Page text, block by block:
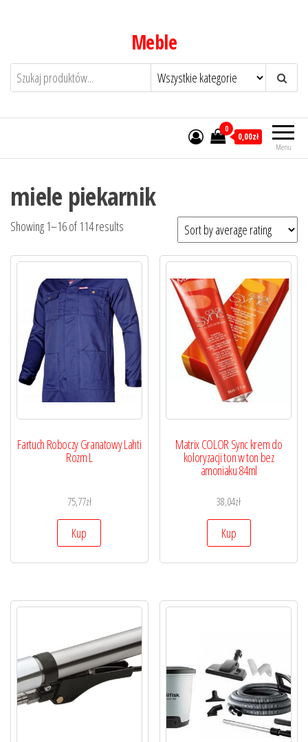
Meble
Menu
0
0,00zł
miele piekarnik
Showing 1–16 of 114 results
Fartuch Roboczy Granatowy Lahti
Rozm L
75,77zł
Kup
Matrix COLOR Sync krem do
koloryzacji ton w ton bez
amoniaku 84ml
38,04zł
Kup